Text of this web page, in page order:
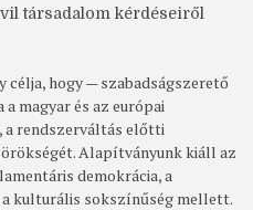
társadalom kérdéseiről
célja, hogy — szabadságszerető
magyar és az európai
a rendszerváltás előtti
Alapítványunk kiáll az
demokrácia, a
a kulturális sokszínűség mellett.